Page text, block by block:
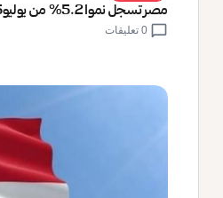
مصر تسجل نموا 5.2% من يوليو2025 إلى مارس 2026
chat_bubble